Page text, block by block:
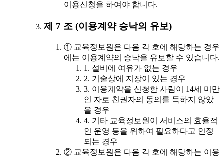
이용신청을 하여야 합니다.
제 7 조 (이용계약 승낙의 유보)
① 교육정보원은 다음 각 호에 해당하는 경우
에는 이용계약의 승낙을 유보할 수 있습니다.
1. 설비에 여유가 없는 경우
2. 기술상에 지장이 있는 경우
3. 이용계약을 신청한 사람이 14세 미만
인 자로 친권자의 동의를 득하지 않았
을 경우
4. 기타 교육정보원이 서비스의 효율적
인 운영 등을 위하여 필요하다고 인정
되는 경우
② 교육정보원은 다음 각 호에 해당하는 이용